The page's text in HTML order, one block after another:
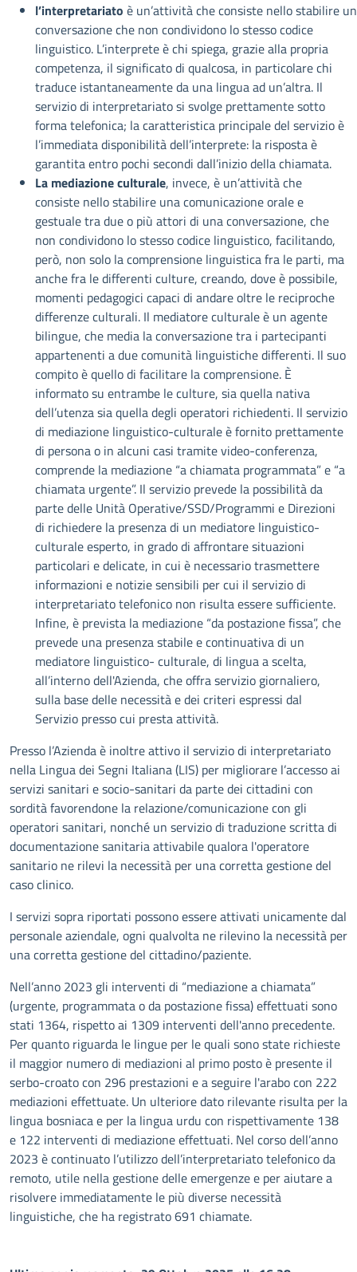
l’interpretariato è un’attività che consiste nello stabilire
conversazione che non condividono lo stesso codice
linguistico. L’interprete è chi spiega, grazie alla propria
competenza, il significato di qualcosa, in particolare chi
traduce istantaneamente da una lingua ad un’altra. Il
servizio di interpretariato si svolge prettamente sotto
forma telefonica; la caratteristica principale del servizio è
l’immediata disponibilità dell’interprete: la risposta è
garantita entro pochi secondi dall’inizio della chiamata.
La mediazione culturale, invece, è un’attività che
consiste nello stabilire una comunicazione orale e
gestuale tra due o più attori di una conversazione, che
non condividono lo stesso codice linguistico, facilitando,
però, non solo la comprensione linguistica fra le parti, ma
anche fra le differenti culture, creando, dove è possibile,
momenti pedagogici capaci di andare oltre le reciproche
differenze culturali. Il mediatore culturale è un agente
bilingue, che media la conversazione tra i partecipanti
appartenenti a due comunità linguistiche differenti. Il suo
compito è quello di facilitare la comprensione. È
informato su entrambe le culture, sia quella nativa
dell’utenza sia quella degli operatori richiedenti. Il servizio
di mediazione linguistico-culturale è fornito prettamente
di persona o in alcuni casi tramite video-conferenza,
comprende la mediazione “a chiamata programmata” e “a
chiamata urgente”. Il servizio prevede la possibilità da
parte delle Unità Operative/SSD/Programmi e Direzioni
di richiedere la presenza di un mediatore linguistico-
culturale esperto, in grado di affrontare situazioni
particolari e delicate, in cui è necessario trasmettere
informazioni e notizie sensibili per cui il servizio di
interpretariato telefonico non risulta essere sufficiente.
Infine, è prevista la mediazione “da postazione fissa”, che
prevede una presenza stabile e continuativa di un
mediatore linguistico- culturale, di lingua a scelta,
all’interno dell'Azienda, che offra servizio giornaliero,
sulla base delle necessità e dei criteri espressi dal
Servizio presso cui presta attività.
Presso l’Azienda è inoltre attivo il servizio di interpretariato
nella Lingua dei Segni Italiana (LIS) per migliorare l’accesso ai
servizi sanitari e socio-sanitari da parte dei cittadini con
sordità favorendone la relazione/comunicazione con gli
operatori sanitari, nonché un servizio di traduzione scritta di
documentazione sanitaria attivabile qualora l'operatore
sanitario ne rilevi la necessità per una corretta gestione del
caso clinico.
I servizi sopra riportati possono essere attivati unicamente dal
personale aziendale, ogni qualvolta ne rilevino la necessità per
una corretta gestione del cittadino/paziente.
Nell’anno 2023 gli interventi di “mediazione a chiamata”
(urgente, programmata o da postazione fissa) effettuati sono
stati 1364, rispetto ai 1309 interventi dell'anno precedente.
Per quanto riguarda le lingue per le quali sono state richieste
il maggior numero di mediazioni al primo posto è presente il
serbo-croato con 296 prestazioni e a seguire l'arabo con 222
mediazioni effettuate. Un ulteriore dato rilevante risulta per la
lingua bosniaca e per la lingua urdu con rispettivamente 138
e 122 interventi di mediazione effettuati. Nel corso dell’anno
2023 è continuato l’utilizzo dell’interpretariato telefonico da
remoto, utile nella gestione delle emergenze e per aiutare a
risolvere immediatamente le più diverse necessità
linguistiche, che ha registrato 691 chiamate.